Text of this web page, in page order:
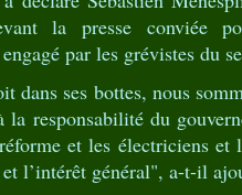
la presse conviée
par les grévistes du
dans ses bottes, nous
responsabilité du
et les électriciens et
l’intérêt général", a-t-il